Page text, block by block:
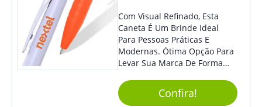
Com Visual Refinado, Esta
Caneta É Um Brinde Ideal
Para Pessoas Práticas E
Modernas. Ótima Opção Para
Levar Sua Marca De Forma
Sua Empresa Em Eventos,
Reuniões Corporativas Ou Até
Confira!